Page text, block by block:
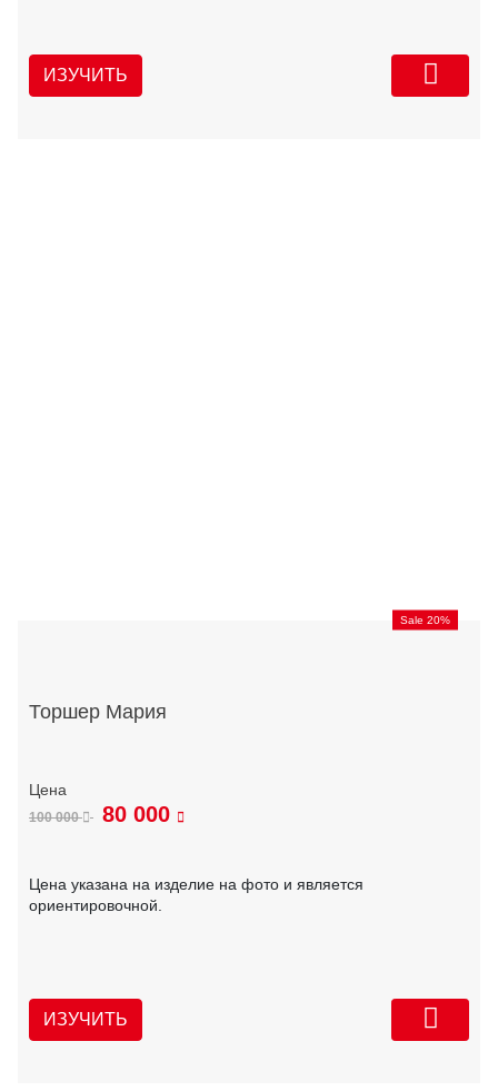
ИЗУЧИТЬ
Sale 20%
Торшер Мария
100 000 80 000
Цена указана на изделие на фото и является
ориентировочной.
ИЗУЧИТЬ